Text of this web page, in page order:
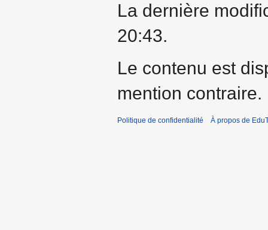
La dernière
20:43.
Le contenu est
mention contraire.
Politique de confidentialité À propos de